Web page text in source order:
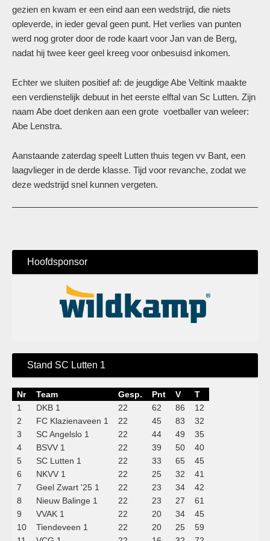
gezien en kwam er een eind aan een wedstrijd, die niets
opleverde, in ieder geval geen punt. Het verlies van punten
werd nog groter door de rode kaart voor Jan van de Berg,
nadat hij twee keer geel kreeg voor onbesuisd inkomen.
Echter we sluiten positief af: de jeugdige Abe Veltink maakte
een verdienstelijk debuut in het eerste elftal van Sc Lutten. Zijn
naam Abe doet denken aan een grote voetballer van weleer:
Abe Lenstra.
Aanstaande zaterdag speelt Lutten thuis tegen vv Bant, een
laagvlieger in de derde klasse. Tijd voor revanche, zodat we
deze wedstrijd snel kunnen vergeten.
Hoofdsponsor
Stand SC Lutten 1
Nr Team Gesp. Pnt V
T
1
DKB 1 22 62 86
12
2
FC Klazienaveen 1 22 45 83
32
3
SC Angelslo 1 22 44 49
35
4
BSVV 1 22 39 50
40
5
SC Lutten 1 22 33 65
45
6
NKVV 1 22 25 32
41
7
Geel Zwart '25 1 22 23 34
42
8
Nieuw Balinge 1 22 23 27
61
9
VVAK 1 22 20 34
45
10
Tiendeveen 1 22 20 25
59